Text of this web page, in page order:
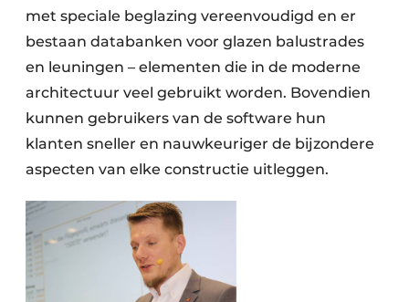
met speciale beglazing vereenvoudigd en er
bestaan databanken voor glazen balustrades
en leuningen – elementen die in de moderne
architectuur veel gebruikt worden. Bovendien
kunnen gebruikers van de software hun
klanten sneller en nauwkeuriger de bijzondere
aspecten van elke constructie uitleggen.